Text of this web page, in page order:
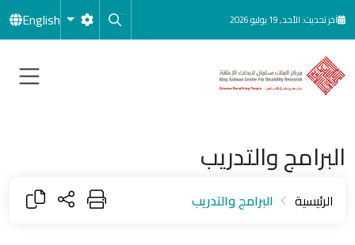
تجاوز إلى المحتوى الرئيسي
آخر تحديث: الأحد, 19 يوليو 2026 English
البرامج والتدريب
الرئيسية البرامج والتدريب